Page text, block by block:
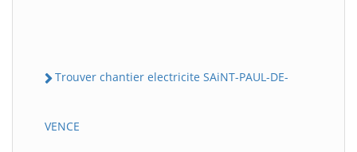
Trouver chantier electricite SAiNT-PAUL-DE-
VENCE